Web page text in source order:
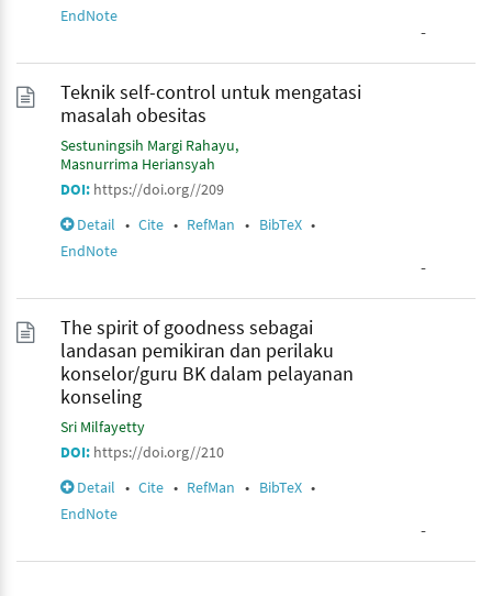
EndNote
-
Teknik self-control untuk mengatasi
masalah obesitas
Sestuningsih Margi Rahayu
Masnurrima Heriansyah
DOI: https://doi.org//209
Detail • Cite • RefMan • BibTeX •
EndNote
-
The spirit of goodness sebagai
landasan pemikiran dan perilaku
konselor/guru BK dalam pelayanan
konseling
Sri Milfayetty
DOI: https://doi.org//210
Detail • Cite • RefMan • BibTeX •
EndNote
-